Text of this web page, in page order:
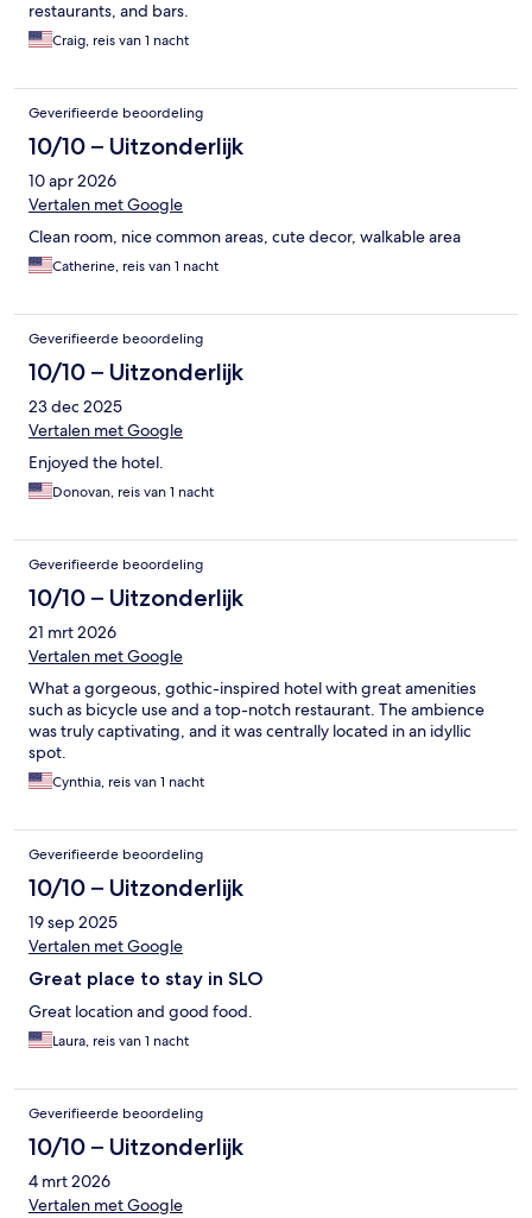
restaurants, and bars.
Craig, reis van 1 nacht
Geverifieerde beoordeling
10/10 – Uitzonderlijk
10 apr 2026
Vertalen met Google
Clean room, nice common areas, cute decor, walkable area
Catherine, reis van 1 nacht
Geverifieerde beoordeling
10/10 – Uitzonderlijk
23 dec 2025
Vertalen met Google
Enjoyed the hotel.
Donovan, reis van 1 nacht
Geverifieerde beoordeling
10/10 – Uitzonderlijk
21 mrt 2026
Vertalen met Google
What a gorgeous, gothic-inspired hotel with great amenities
such as bicycle use and a top-notch restaurant. The ambience
was truly captivating, and it was centrally located in an idyllic
spot.
Cynthia, reis van 1 nacht
Geverifieerde beoordeling
10/10 – Uitzonderlijk
19 sep 2025
Vertalen met Google
Great place to stay in SLO
Great location and good food.
Laura, reis van 1 nacht
Geverifieerde beoordeling
10/10 – Uitzonderlijk
4 mrt 2026
Vertalen met Google